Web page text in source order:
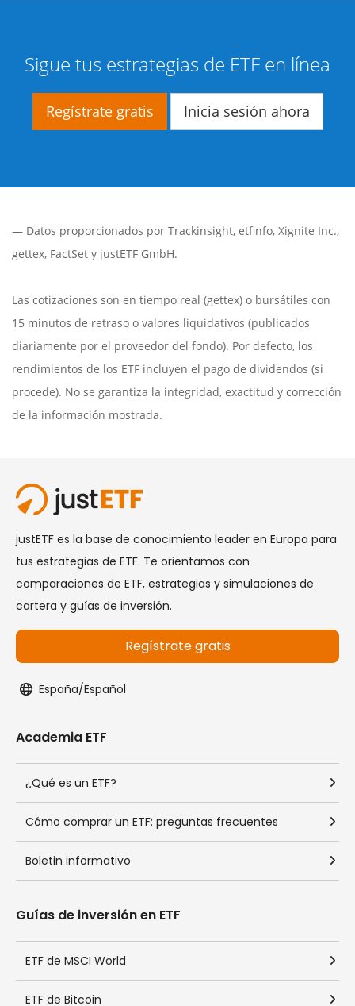
Sigue tus estrategias de ETF en línea
Regístrate gratis Inicia sesión ahora
— Datos proporcionados por Trackinsight, etfinfo, Xignite Inc.,
gettex, FactSet y justETF GmbH.
Las cotizaciones son en tiempo real (gettex) o bursátiles con
15 minutos de retraso o valores liquidativos (publicados
diariamente por el proveedor del fondo). Por defecto, los
rendimientos de los ETF incluyen el pago de dividendos (si
procede). No se garantiza la integridad, exactitud y corrección
de la información mostrada.